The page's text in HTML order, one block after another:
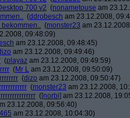
700 v2 (nonametouse am
(ddrobesch am 23.12.2008,
(monster23 am
09:48:09)
am 23.12.2008, 09:48:45)
am 23.12.2008, 09:49:46)
(playaz am 23.12.2008, 09:49:59)
(Mr L am 23.12.2008, 09:50:09)
(dizo am 23.12.2008, 09:50:47)
(monster23 am 23.12.2008,
([norbi] am 23.12.2008,
23.12.2008, 09:56:40)
am 23.12.2008, 10:04:30)